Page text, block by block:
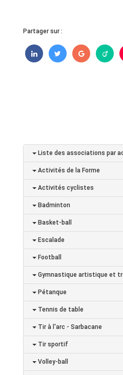
Partager sur :
Liste des associations par
Activités de la Forme
Activités cyclistes
Badminton
Basket-ball
Escalade
Football
Gymnastique artistique et
Pétanque
Tennis de table
Tir à l'arc - Sarbacane
Tir sportif
Volley-ball